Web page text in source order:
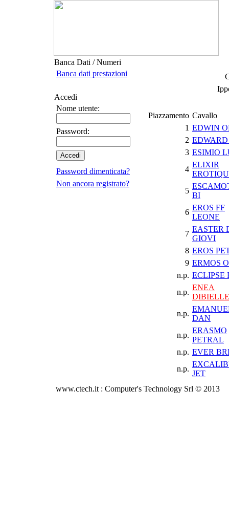
Banca Dati / Numeri
Banca dati prestazioni
Accedi
Nome utente:
Password:
Password dimenticata?
Non ancora registrato?
Piazzamento Cavallo
1 EDWIN
2 EDWARD
3 ESIMIO
4
ELIXIR
5
BI
6
EROS FF
LEONE
7
EASTER
GIOVI
8 EROS
9 ERMOS
n.p. ECLIPSE
n.p.
ENEA
DIBIELLE
n.p.
DAN
n.p.
ERASMO
PETRAL
n.p. EVER
n.p.
JET
www.ctech.it : Computer's Technology Srl © 2013